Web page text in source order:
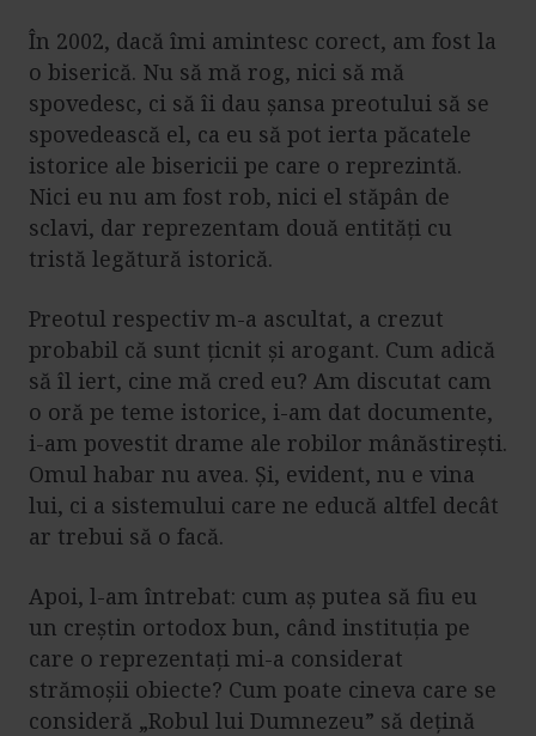
În 2002, dacă îmi amintesc corect, am fost la
o biserică. Nu să mă rog, nici să mă
spovedesc, ci să îi dau șansa preotului să se
spovedească el, ca eu să pot ierta păcatele
istorice ale bisericii pe care o reprezintă.
Nici eu nu am fost rob, nici el stăpân de
sclavi, dar reprezentam două entități cu
tristă legătură istorică.
Preotul respectiv m-a ascultat, a crezut
probabil că sunt țicnit și arogant. Cum adică
să îl iert, cine mă cred eu? Am discutat cam
o oră pe teme istorice, i-am dat documente,
i-am povestit drame ale robilor mânăstirești.
Omul habar nu avea. Și, evident, nu e vina
lui, ci a sistemului care ne educă altfel decât
ar trebui să o facă.
Apoi, l-am întrebat: cum aș putea să fiu eu
un creștin ortodox bun, când instituția pe
care o reprezentați mi-a considerat
strămoșii obiecte? Cum poate cineva care se
consideră „Robul lui Dumnezeu” să dețină